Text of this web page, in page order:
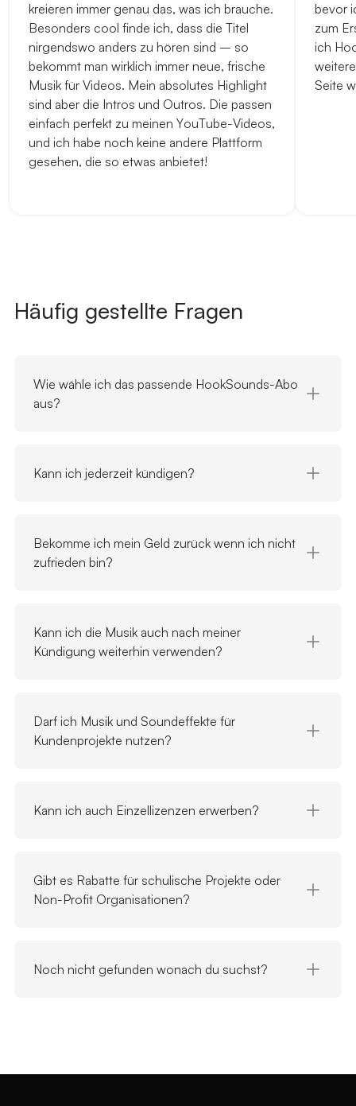
kreieren immer genau das, was ich brauche.
Besonders cool finde ich, dass die Titel
nirgendswo anders zu hören sind – so
bekommt man wirklich immer neue, frische
Musik für Videos. Mein absolutes Highlight
sind aber die Intros und Outros. Die passen
einfach perfekt zu meinen YouTube-Videos,
und ich habe noch keine andere Plattform
gesehen, die so etwas anbietet!
bevor
zum
ich
Seite
Häufig gestellte Fragen
Wie wähle ich das passende HookSounds-Abo
aus?
Kann ich jederzeit kündigen?
Bekomme ich mein Geld zurück wenn ich nicht
zufrieden bin?
Kann ich die Musik auch nach meiner
Kündigung weiterhin verwenden?
Darf ich Musik und Soundeffekte für
Kundenprojekte nutzen?
Kann ich auch Einzellizenzen erwerben?
Gibt es Rabatte für schulische Projekte oder
Non-Profit Organisationen?
Noch nicht gefunden wonach du suchst?